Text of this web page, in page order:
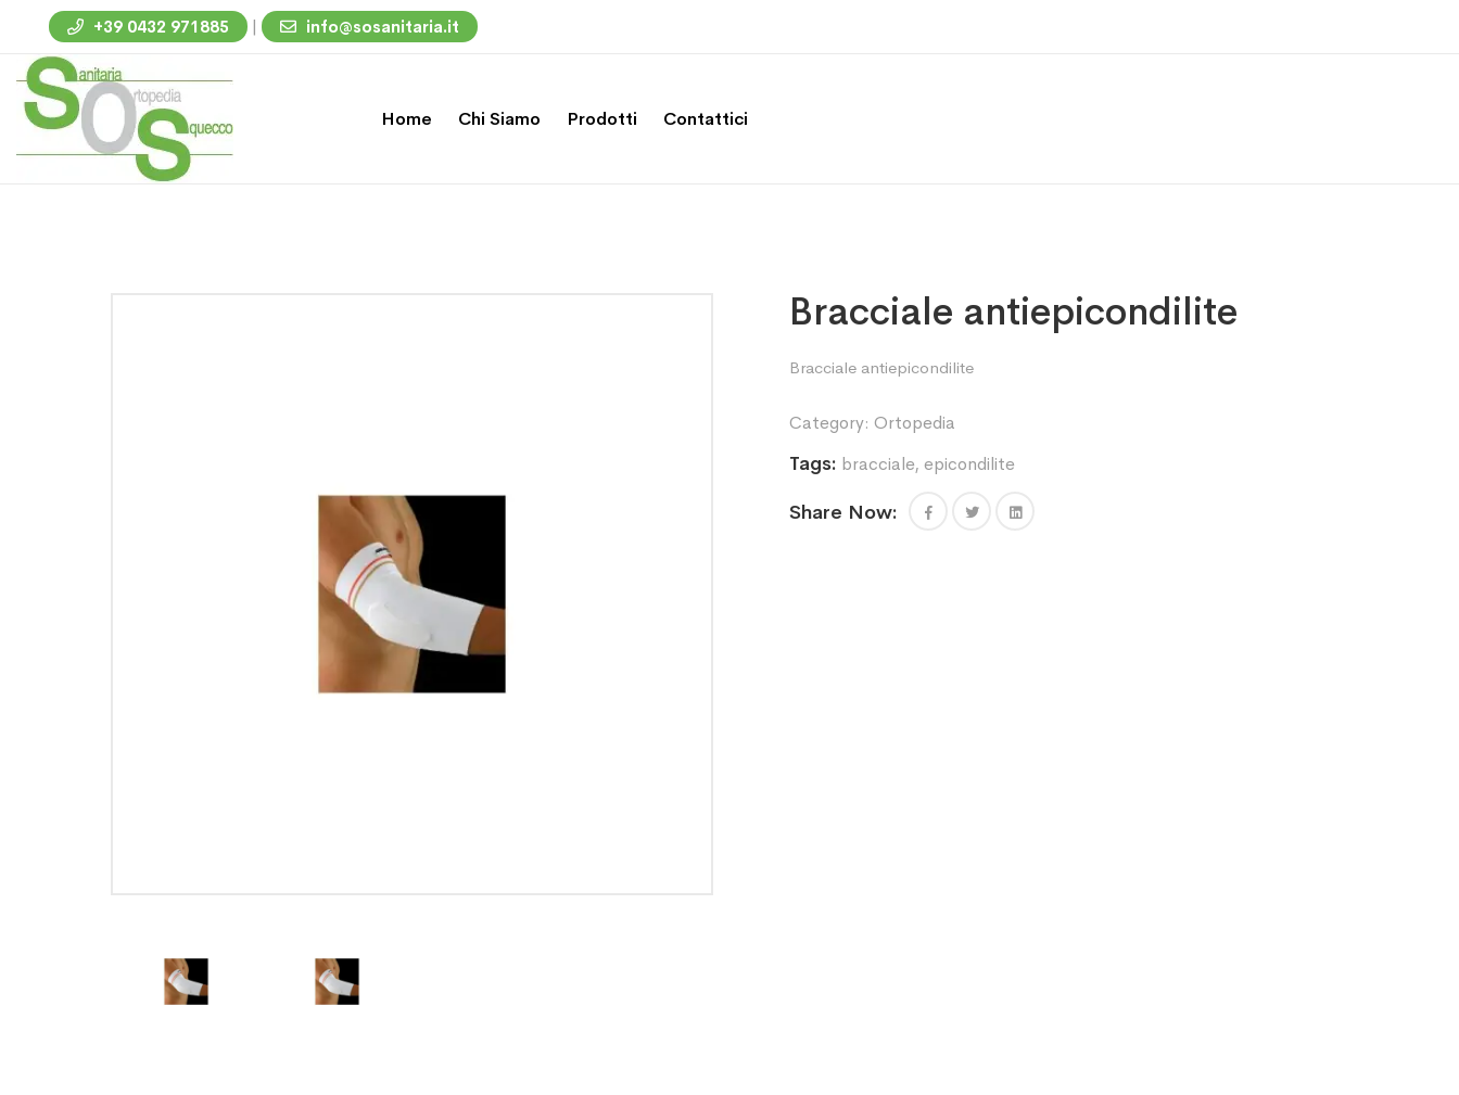
+39 0432 971885 | info@sosanitaria.it
Home Chi Siamo Prodotti Contattici
Bracciale antiepicondilite
Bracciale antiepicondilite
Category: Ortopedia
Tags: bracciale, epicondilite
Share Now: